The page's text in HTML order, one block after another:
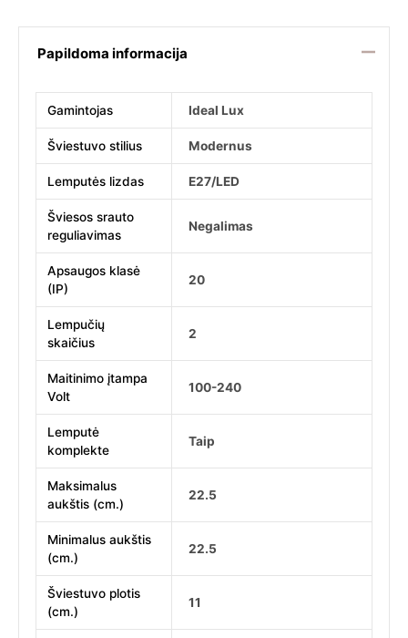
Papildoma informacija
Gamintojas Ideal Lux
Šviestuvo stilius Modernus
Lemputės lizdas E27/LED
Šviesos srauto
reguliavimas
Negalimas
Apsaugos klasė
(IP)
20
Lempučių
skaičius
2
Maitinimo įtampa
Volt
100-240
Lemputė
komplekte
Taip
Maksimalus
aukštis (cm.)
22.5
Minimalus aukštis
(cm.)
22.5
Šviestuvo plotis
(cm.)
11